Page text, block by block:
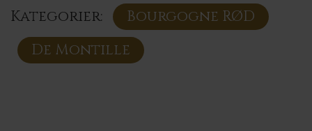
Kategorier:
Bourgogne RØD
De Montille